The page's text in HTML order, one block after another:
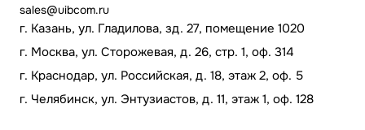
sales@uibcom.ru
г. Казань, ул. Гладилова, зд. 27, помещение 1020
г. Москва, ул. Сторожевая, д. 26, стр. 1, оф. 314
г. Краснодар, ул. Российская, д. 18, этаж 2, оф. 5
г. Челябинск, ул. Энтузиастов, д. 11, этаж 1, оф. 128